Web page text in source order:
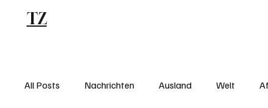
TZ
All Posts Nachrichten Ausland Welt